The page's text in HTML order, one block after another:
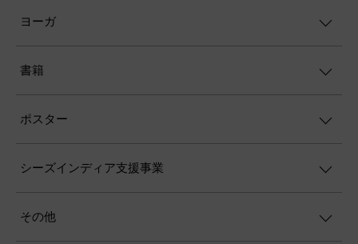
ヨーガ
書籍
ポスター
シーズインディア支援事業
その他